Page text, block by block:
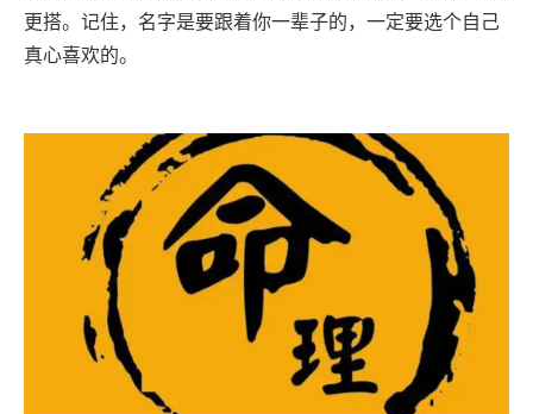
更搭。记住，名字是要跟着你一辈子的，一定要选个自己
真心喜欢的。